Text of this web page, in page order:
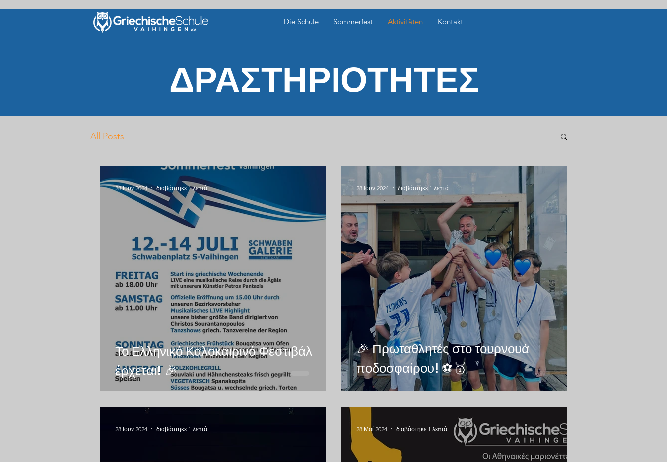
Die Schule Sommerfest Aktivitäten Kontakt
ΔΡΑΣΤΗΡΙΟΤΗΤΕΣ
All Posts
Το Ελληνικό Καλοκαιρινό Φεστιβάλ
έρχεται! 🎉
28 Ιουν 2024 διαβάστηκε 1 λεπτά
🎉 Πρωταθλητές στο τουρνουά
ποδοσφαίρου! ⚽️🥇
28 Ιουν 2024 διαβάστηκε 1 λεπτά
28 Ιουν 2024 διαβάστηκε 1 λεπτά 28 Μαΐ 2024 διαβάστηκε 1 λεπτά